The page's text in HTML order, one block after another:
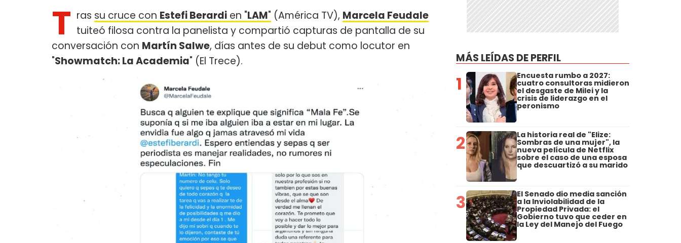
T ras su cruce con Estefi Berardi en "LAM" (América TV), Marcela Feudale
tuiteó filosa contra la panelista y compartió capturas de pantalla de su
conversación con Martín Salwe, días antes de su debut como locutor en
"Showmatch: La Academia" (El Trece). MÁS LEÍDAS DE PERFIL
1 Encuesta rumbo a 2027:
cuatro consultoras midieron
el desgaste de Milei y la
crisis de liderazgo en el
peronismo
2 La historia real de "Elize:
Sombras de una mujer", la
nueva película de Netflix
sobre el caso de una esposa
que descuartizó a su marido
3 El Senado dio media sanción
a la Inviolabilidad de la
Propiedad Privada: el
Gobierno tuvo que ceder en
la Ley del Manejo del Fuego